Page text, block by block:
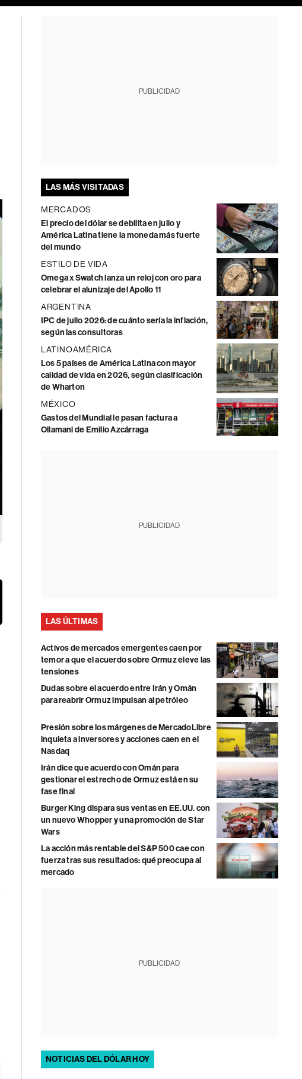
PUBLICIDAD
LAS MÁS VISITADAS
MERCADOS
El precio del dólar se debilita en julio y
América Latina tiene la moneda más fuerte
del mundo
ESTILO DE VIDA
Omega x Swatch lanza un reloj con oro para
celebrar el alunizaje del Apollo 11
ARGENTINA
IPC de julio 2026: de cuánto sería la inflación,
según las consultoras
LATINOAMÉRICA
Los 5 países de América Latina con mayor
calidad de vida en 2026, según clasificación
de Wharton
MÉXICO
Gastos del Mundial le pasan factura a
Ollamani de Emilio Azcárraga
PUBLICIDAD
LAS ÚLTIMAS
Activos de mercados emergentes caen por
temor a que el acuerdo sobre Ormuz eleve las
tensiones
Dudas sobre el acuerdo entre Irán y Omán
para reabrir Ormuz impulsan al petróleo
Presión sobre los márgenes de MercadoLibre
inquieta a inversores y acciones caen en el
Nasdaq
Irán dice que acuerdo con Omán para
gestionar el estrecho de Ormuz está en su
fase final
Burger King dispara sus ventas en EE.UU. con
un nuevo Whopper y una promoción de Star
Wars
La acción más rentable del S&P 500 cae con
fuerza tras sus resultados: qué preocupa al
mercado
PUBLICIDAD
NOTICIAS DEL DÓLAR HOY